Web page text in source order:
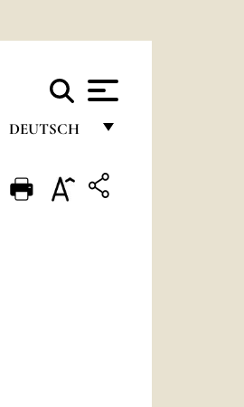
DEUTSCH
ENGLISH